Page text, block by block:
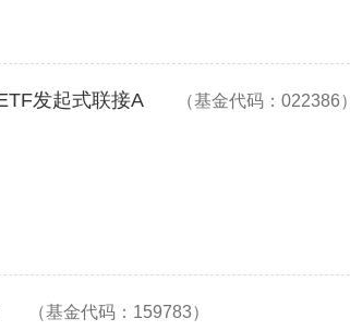
发起式联接A （基金代码：022386）
（基金代码：159783）